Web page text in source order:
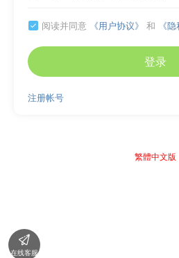
 阅读并同意 《用户协议》 和 《
登录
注册帐号
繁體中文版

在线客服